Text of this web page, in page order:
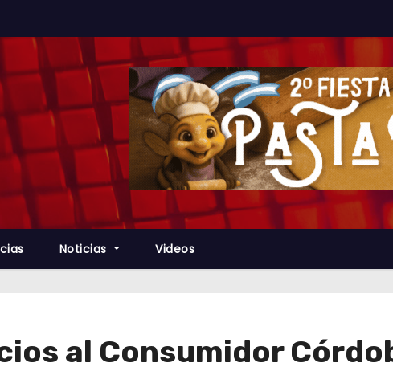
Noticias Videos
al Consumidor